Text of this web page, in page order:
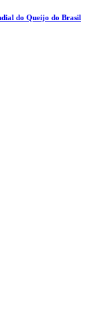
do Queijo do Brasil